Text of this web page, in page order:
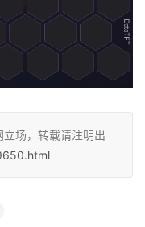
场，转载请注明出